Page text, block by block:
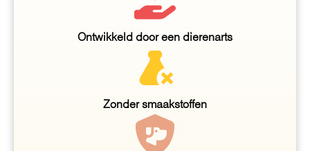
Ontwikkeld door een dierenarts
Zonder smaakstoffen